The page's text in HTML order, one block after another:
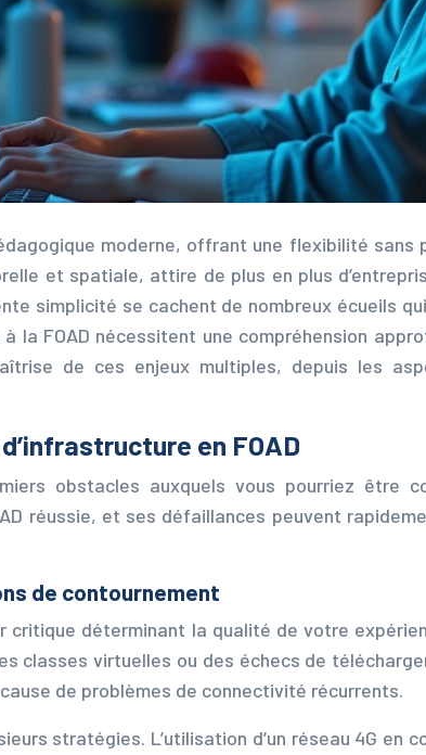
moderne, offrant une flexibilité
et spatiale, attire de plus en plus
simplicité se cachent de nombreux écueils
FOAD nécessitent une compréhension
de ces enjeux multiples, depuis les
en FOAD
obstacles auxquels vous pourriez être
réussie, et ses défaillances peuvent
de contournement
déterminant la qualité de votre
classes virtuelles ou des échecs de
de problèmes de connectivité récurrents.
stratégies. L’utilisation d’un réseau 4G en